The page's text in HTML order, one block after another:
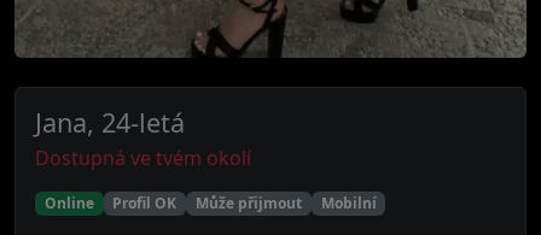
Jana, 24-letá
Dostupná ve tvém okolí
Online Profil OK Může přijmout Mobilní